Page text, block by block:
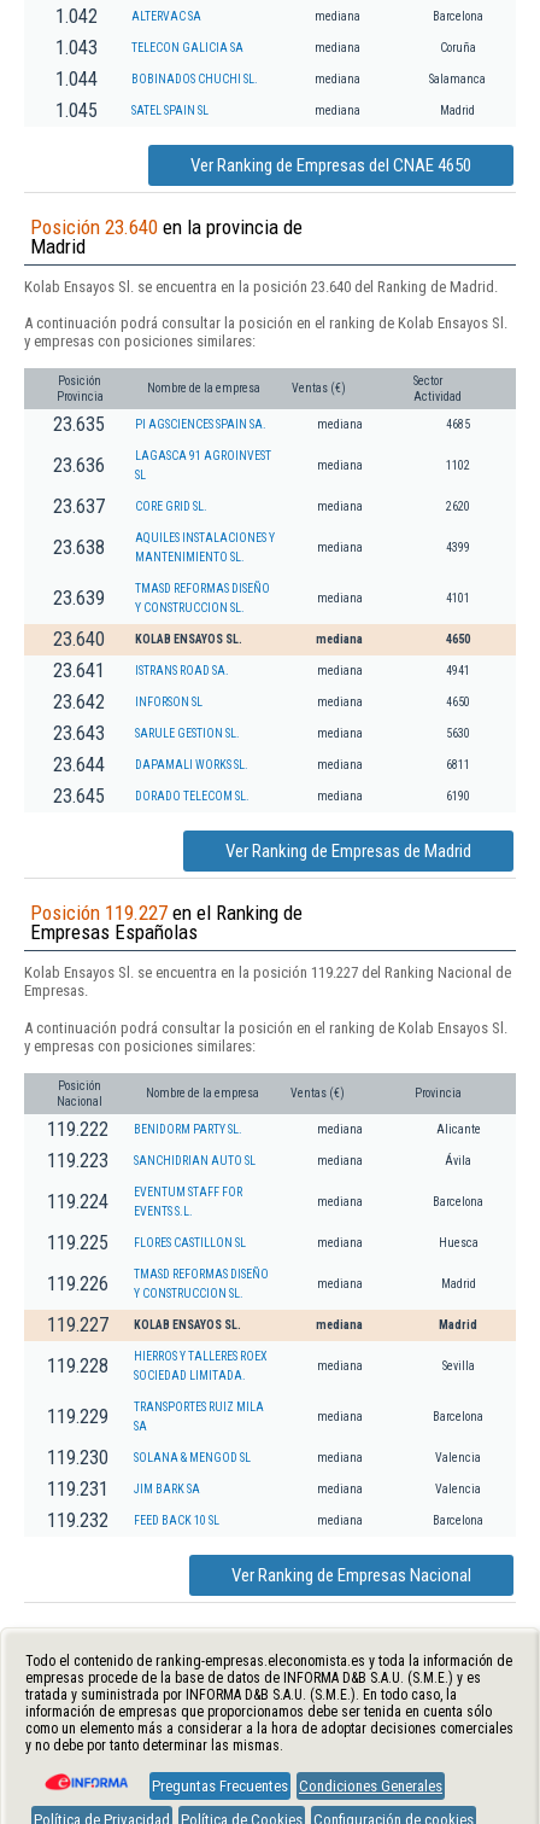
1.042 ALTERVAC SA mediana Barcelona
1.043 TELECON GALICIA SA mediana Coruña
1.044 BOBINADOS CHUCHI SL. mediana Salamanca
1.045 SATEL SPAIN SL mediana Madrid
Ver Ranking de Empresas del CNAE 4650
Posición 23.640 en la provincia de
Madrid
Kolab Ensayos Sl. se encuentra en la posición 23.640 del Ranking de Madrid.
A continuación podrá consultar la posición en el ranking de Kolab Ensayos Sl.
y empresas con posiciones similares:
Posición
Provincia
Nombre de la empresa Ventas (€)
Sector
Actividad
23.635 PI AGSCIENCES SPAIN SA. mediana 4685
23.636
LAGASCA 91 AGROINVEST
SL
mediana 1102
23.637 CORE GRID SL. mediana 2620
23.638
AQUILES INSTALACIONES Y
MANTENIMIENTO SL.
mediana 4399
23.639
TMASD REFORMAS DISEÑO
Y CONSTRUCCION SL.
mediana 4101
23.640 KOLAB ENSAYOS SL. mediana 4650
23.641 ISTRANS ROAD SA. mediana 4941
23.642 INFORSON SL mediana 4650
23.643 SARULE GESTION SL. mediana 5630
23.644 DAPAMALI WORKS SL. mediana 6811
23.645 DORADO TELECOM SL. mediana 6190
Ver Ranking de Empresas de Madrid
Posición 119.227 en el Ranking de
Empresas Españolas
Kolab Ensayos Sl. se encuentra en la posición 119.227 del Ranking Nacional de
Empresas.
A continuación podrá consultar la posición en el ranking de Kolab Ensayos Sl.
y empresas con posiciones similares:
Posición
Nacional
Nombre de la empresa Ventas (€) Provincia
119.222 BENIDORM PARTY SL. mediana Alicante
119.223 SANCHIDRIAN AUTO SL mediana Ávila
119.224
EVENTUM STAFF FOR
EVENTS S.L.
mediana Barcelona
119.225 FLORES CASTILLON SL mediana Huesca
119.226
TMASD REFORMAS DISEÑO
Y CONSTRUCCION SL.
mediana Madrid
119.227 KOLAB ENSAYOS SL. mediana Madrid
119.228
HIERROS Y TALLERES ROEX
SOCIEDAD LIMITADA.
mediana Sevilla
119.229
TRANSPORTES RUIZ MILA
SA
mediana Barcelona
119.230 SOLANA & MENGOD SL mediana Valencia
119.231 JIM BARK SA mediana Valencia
119.232 FEED BACK 10 SL mediana Barcelona
Ver Ranking de Empresas Nacional
Todo el contenido de ranking-empresas.eleconomista.es y toda la información de
empresas procede de la base de datos de INFORMA D&B S.A.U. (S.M.E.) y es
tratada y suministrada por INFORMA D&B S.A.U. (S.M.E.). En todo caso, la
información de empresas que proporcionamos debe ser tenida en cuenta sólo
como un elemento más a considerar a la hora de adoptar decisiones comerciales
y no debe por tanto determinar las mismas.
Preguntas Frecuentes Condiciones Generales
Política de Privacidad
Política de Cookies Configuración de cookies